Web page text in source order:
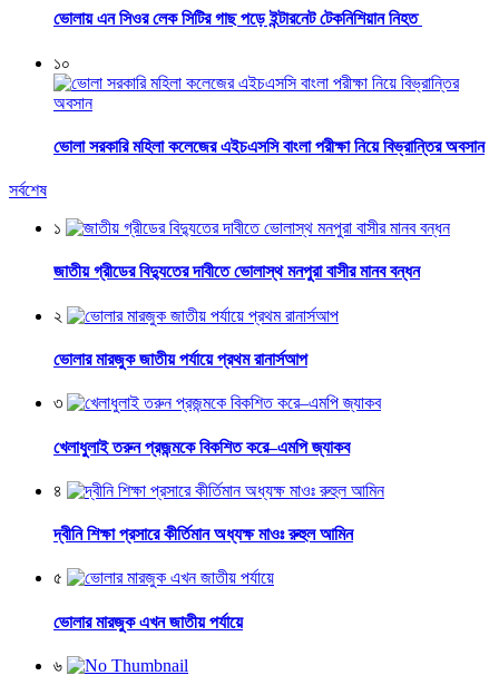
ভোলায় এন সিওর লেক সিটির গাছ পড়ে ইন্টারনেট টেকনিশিয়ান নিহত
১০
ভোলা সরকারি মহিলা কলেজের এইচএসসি বাংলা পরীক্ষা নিয়ে বিভ্রান্তির অবসান
সর্বশেষ
১
জাতীয় গ্রীডের বিদ্যুতের দাবীতে ভোলাস্থ মনপুরা বাসীর মানব বন্ধন
২
ভোলার মারজুক জাতীয় পর্যায়ে প্রথম রানার্সআপ
৩
খেলাধুলাই তরুন প্রজন্মকে বিকশিত করে–এমপি জ্যাকব
৪
দ্বীনি শিক্ষা প্রসারে কীর্তিমান অধ্যক্ষ মাওঃ রুহুল আমিন
৫
ভোলার মারজুক এখন জাতীয় পর্যায়ে
৬